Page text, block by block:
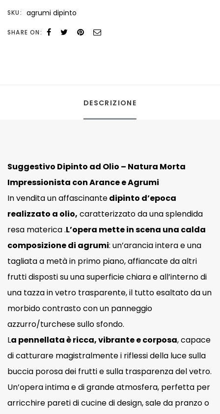
Arance
e
SKU: agrumi dipinto
SHARE ON:
DESCRIZIONE
Suggestivo Dipinto ad Olio – Natura Morta
Impressionista con Arance e Agrumi
In vendita un affascinantedipinto d’epoca
realizzato a olio, caratterizzato da una splendida
resa materica .L’opera mette in scena una calda
composizione di agrumi: un’arancia intera e una
tagliata a metà in primo piano, affiancate da altri
frutti disposti su una superficie chiara e all’interno di
una tazza in vetro trasparente, il tutto esaltato da un
morbido contrasto con un panneggio
azzurro/turchese sullo sfondo.
La pennellata è ricca, vibrante e corposa, capace
di catturare magistralmente i riflessi della luce sulla
buccia porosa dei frutti e sulla trasparenza del vetro.
Un’opera intima e di grande atmosfera, perfetta per
arricchire pareti di cucine di design, sale da pranzo o